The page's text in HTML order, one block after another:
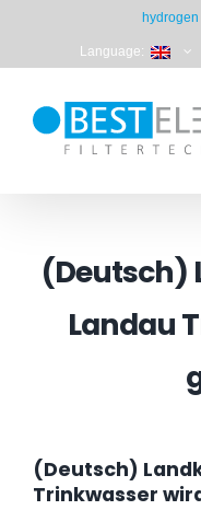
hydrogen
Language:
(Deutsch)
Landau
(Deutsch)
Trinkwasser